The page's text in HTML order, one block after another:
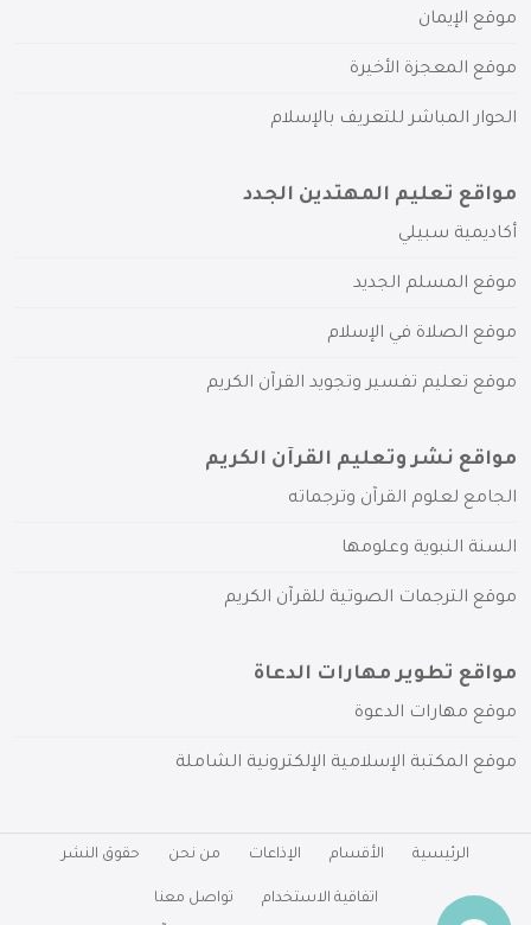
موقع الإيمان
موقع المعجزة الأخيرة
الحوار المباشر للتعريف بالإسلام
مواقع تعليم المهتدين الجدد
أكاديمية سبيلي
موقع المسلم الجديد
موقع الصلاة في الإسلام
موقع تعليم تفسير وتجويد القرآن الكريم
مواقع نشر وتعليم القرآن الكريم
الجامع لعلوم القرآن وترجماته
السنة النبوية وعلومها
موقع الترجمات الصوتية للقرآن الكريم
مواقع تطوير مهارات الدعاة
موقع مهارات الدعوة
موقع المكتبة الإسلامية الإلكترونية الشاملة
الرئيسية الأقسام الإذاعات من نحن حقوق النشر
اتفاقية الاستخدام تواصل معنا